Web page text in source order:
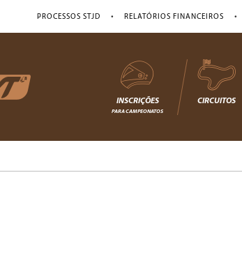
PROCESSOS STJD • RELATÓRIOS FINANCEIROS •
INSCRIÇÕES
PARA CAMPEONATOS
CIRCUITOS